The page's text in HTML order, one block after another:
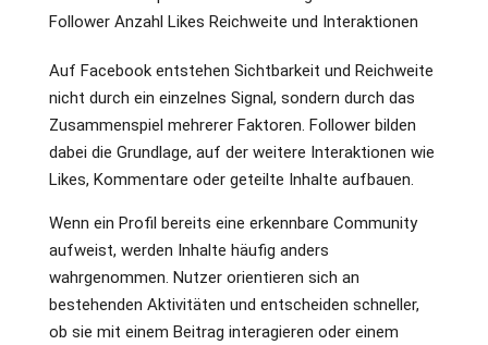
Auf Facebook entstehen Sichtbarkeit und Reichweite
nicht durch ein einzelnes Signal, sondern durch das
Zusammenspiel mehrerer Faktoren. Follower bilden
dabei die Grundlage, auf der weitere Interaktionen wie
Likes, Kommentare oder geteilte Inhalte aufbauen.
Wenn ein Profil bereits eine erkennbare Community
aufweist, werden Inhalte häufig anders
wahrgenommen. Nutzer orientieren sich an
bestehenden Aktivitäten und entscheiden schneller,
ob sie mit einem Beitrag interagieren oder einem